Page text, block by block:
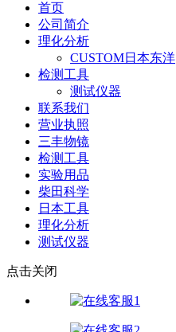
首页
公司简介
理化分析
CUSTOM日本东洋
检测工具
测试仪器
联系我们
营业执照
三丰物镜
检测工具
实验用品
柴田科学
日本工具
理化分析
测试仪器
点击关闭